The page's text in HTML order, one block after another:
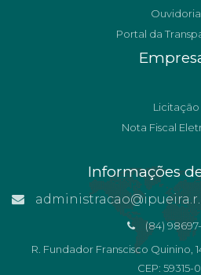
Ouvidoria
Portal da
Licitação
Nota Fiscal
Informações
administracao@ipueira.rn.gov.br
(84)
R. Fundador Franscisco Quinino,
CEP: 59315-